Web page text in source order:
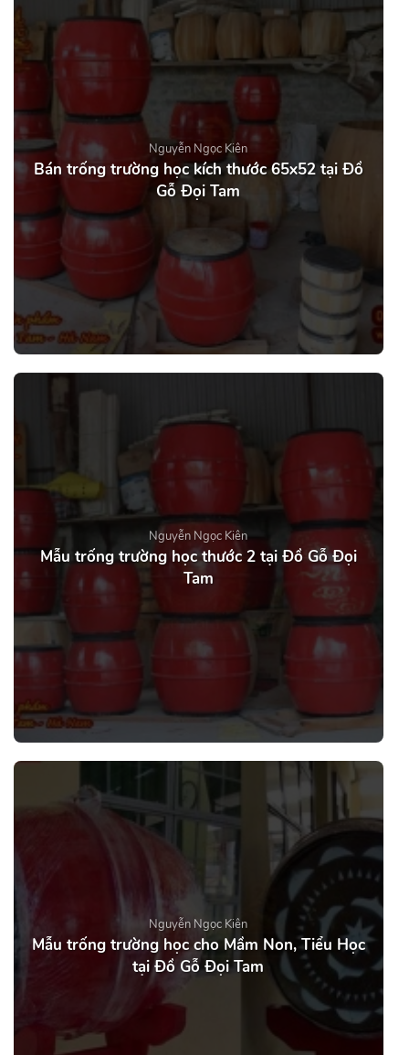
Nguyễn Ngọc Kiên
Bán trống trường học kích thước 65x52 tại Đồ
Gỗ Đọi Tam
Nguyễn Ngọc Kiên
Mẫu trống trường học thước 2 tại Đồ Gỗ Đọi
Tam
Nguyễn Ngọc Kiên
Mẫu trống trường học cho Mầm Non, Tiểu Học
tại Đồ Gỗ Đọi Tam